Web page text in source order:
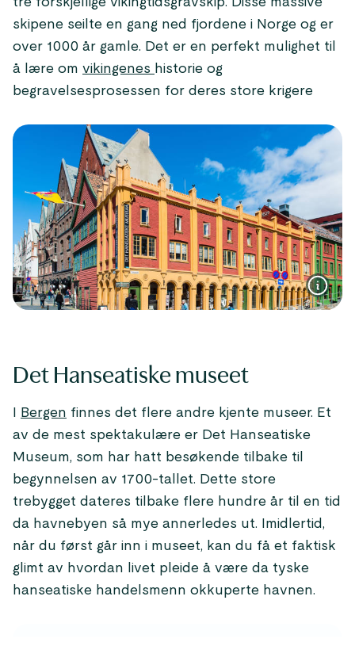
skipene seilte en gang ned fjordene i Norge og er
over 1000 år gamle. Det er en perfekt mulighet til
å lære om vikingenes historie og
begravelsesprosessen for deres store krigere
Det Hanseatiske museet
Bergen finnes det flere andre kjente museer. Et
av de mest spektakulære er Det Hanseatiske
Museum, som har hatt besøkende tilbake til
begynnelsen av 1700-tallet. Dette store
trebygget dateres tilbake flere hundre år til en tid
da havnebyen så mye annerledes ut. Imidlertid,
når du først går inn i museet, kan du få et faktisk
glimt av hvordan livet pleide å være da tyske
hanseatiske handelsmenn okkuperte havnen.